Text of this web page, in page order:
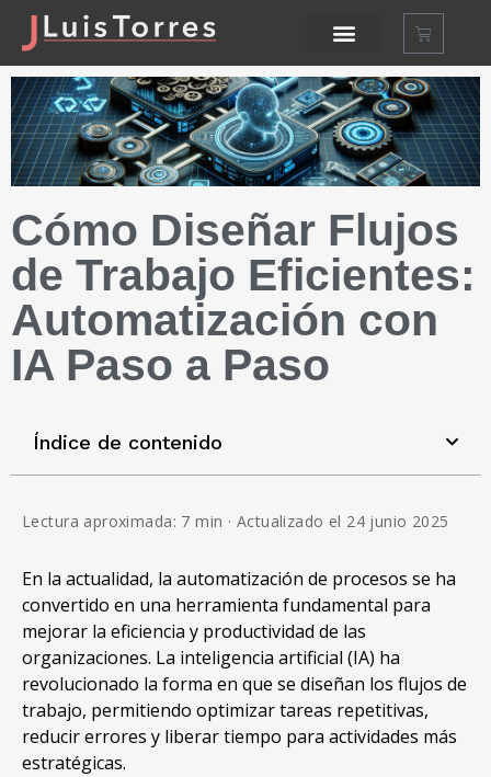
Cómo Diseñar Flujos
de Trabajo Eficientes:
Automatización con
IA Paso a Paso
Índice de contenido
Lectura aproximada: 7 min · Actualizado el 24 junio 2025
En la actualidad, la automatización de procesos se ha
convertido en una herramienta fundamental para
mejorar la eficiencia y productividad de las
organizaciones. La inteligencia artificial (IA) ha
revolucionado la forma en que se diseñan los flujos de
trabajo, permitiendo optimizar tareas repetitivas,
reducir errores y liberar tiempo para actividades más
estratégicas.